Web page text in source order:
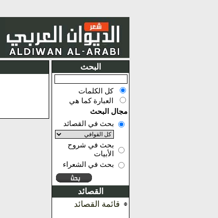
البحث
كل الكلمات
العبارة كما هي
مجال البحث
بحث في القصائد
بحث في شروح
الأبيات
بحث في الشعراء
القصائد
قائمة القصائد